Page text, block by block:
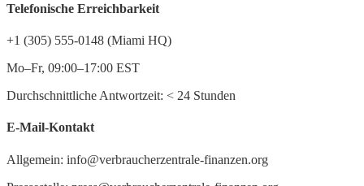
Telefonische Erreichbarkeit
+1 (305) 555-0148 (Miami HQ)
Mo–Fr, 09:00–17:00 EST
Durchschnittliche Antwortzeit: < 24 Stunden
E-Mail-Kontakt
Allgemein: info@verbraucherzentrale-finanzen.org